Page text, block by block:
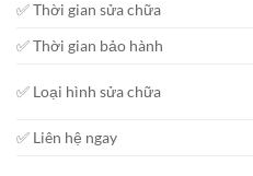
✅ Thời gian sửa chữa
✅ Thời gian bảo hành
✅ Loại hình sửa chữa
✅ Liên hệ ngay